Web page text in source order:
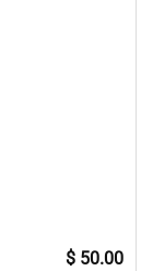
$ 50.00